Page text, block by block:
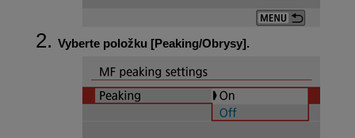
Vyberte položku [Peaking/Obrysy].